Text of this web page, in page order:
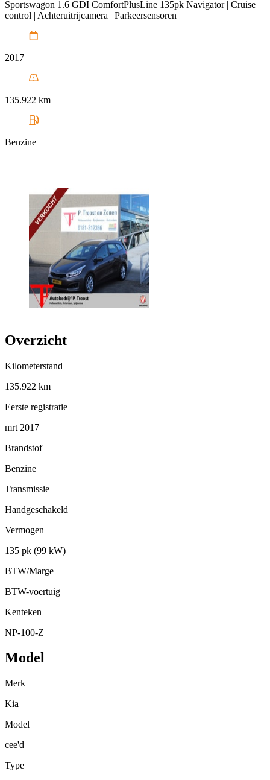
Sportswagon 1.6 GDI ComfortPlusLine 135pk Navigator | Cruise
control | Achteruitrijcamera | Parkeersensoren
2017
135.922 km
Benzine
Overzicht
Kilometerstand
135.922 km
Eerste registratie
mrt 2017
Brandstof
Benzine
Transmissie
Handgeschakeld
Vermogen
135 pk (99 kW)
BTW/Marge
BTW-voertuig
Kenteken
NP-100-Z
Model
Merk
Kia
Model
cee'd
Type